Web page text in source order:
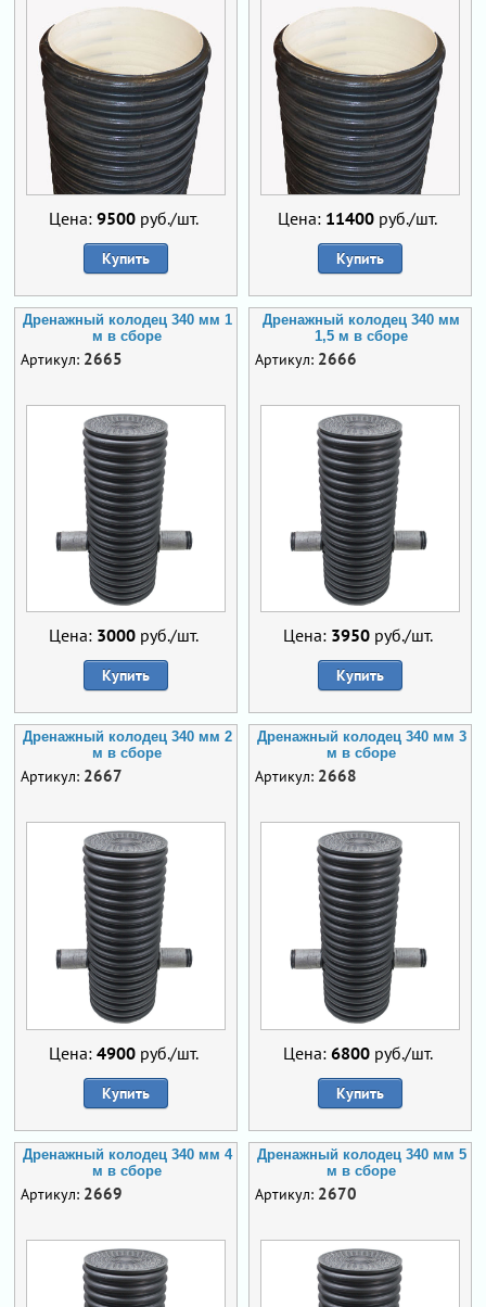
Цена: 9500руб./шт.
Купить
Цена: 11400 руб./шт.
Купить
Дренажный колодец 340 мм 1
м в сборе
Артикул: 2665
Цена: 3000руб./шт.
Купить
Дренажный колодец 340 мм
1,5 м в сборе
Артикул: 2666
Цена: 3950руб./шт.
Купить
Дренажный колодец 340 мм 2
м в сборе
Артикул: 2667
Цена: 4900руб./шт.
Купить
Дренажный колодец 340 мм 3
м в сборе
Артикул: 2668
Цена: 6800руб./шт.
Купить
Дренажный колодец 340 мм 4
м в сборе
Артикул: 2669
Дренажный колодец 340 мм 5
м в сборе
Артикул: 2670